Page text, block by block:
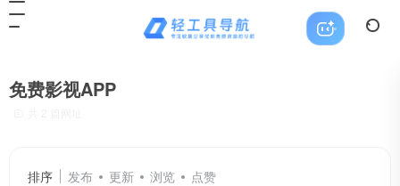
免费影视APP
排序 发布 更新 浏览 点赞